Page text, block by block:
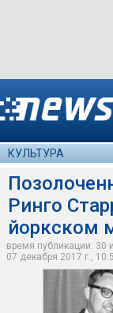
КУЛЬТУРА
Ринго
йоркском
время публикации: 30
07 декабря 2017 г.,